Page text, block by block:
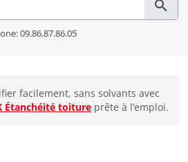
09.86.87.86.05
facilement, sans solvants avec
Étanchéité toiture prête à l’emploi.